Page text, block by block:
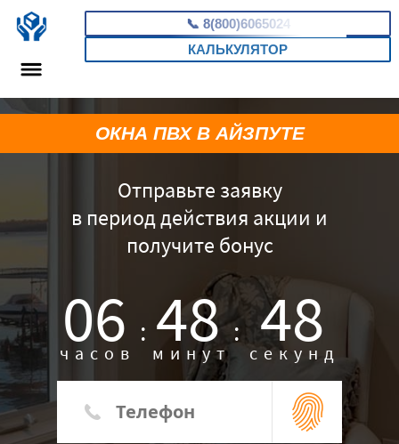
📞 8(800)6065024
КАЛЬКУЛЯТОР
Отправьте заявку
в период действия акции и
получите бонус
06 :
часов 48 :
минут 47
секунд
ОКНА ПВХ В АЙЗПУТЕ